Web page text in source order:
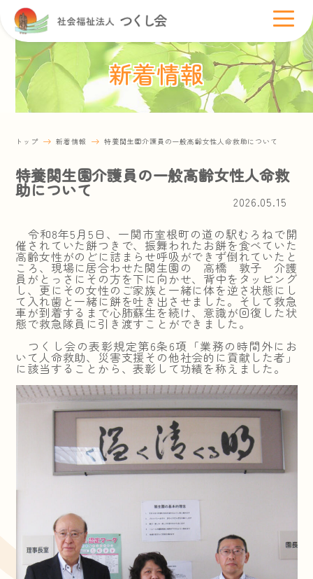
新着情報
トップ 新着情報 特養関生園介護員の一般高齢女性人命救助について
特養関生園介護員の一般高齢女性人命救
助について
2026.05.15
令和8年5月5日、一関市室根町の道の駅むろねで開
催されていた餅つきで、振舞われたお餅を食べていた
高齢女性がのどに詰まらせ呼吸ができず倒れていたと
ころ、現場に居合わせた関生園の 高橋 敦子 介護
員がとっさにその方を下に向かせ、背中をタッピング
し、更にその女性のご家族と一緒に体を逆さ状態にし
て入れ歯と一緒に餅を吐き出させました。そして救急
車が到着するまで心肺蘇生を続け、意識が回復した状
態で救急隊員に引き渡すことができました。
つくし会の表彰規定第6条6項「業務の時間外にお
いて人命救助、災害支援その他社会的に貢献した者」
に該当することから、表彰して功績を称えました。